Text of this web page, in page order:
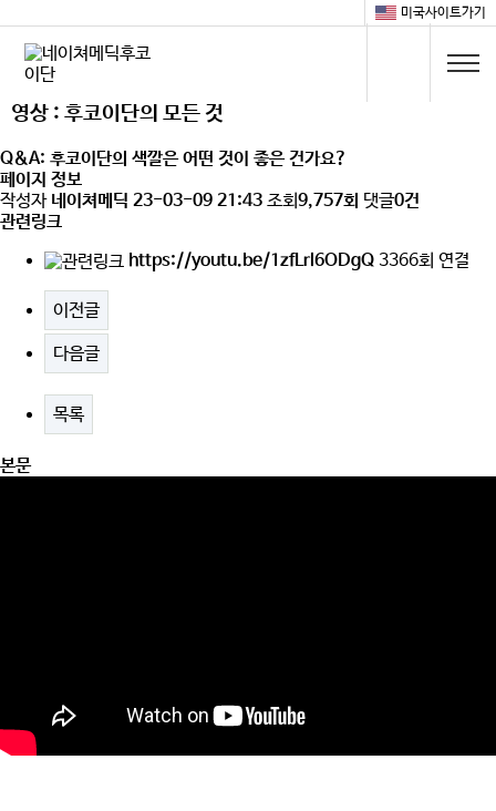
미국사이트가기
영상 : 후코이단의 모든 것
Q&A: 후코이단의 색깔은 어떤 것이 좋은 건가요?
페이지 정보
작성자 네이쳐메딕 23-03-09 21:43 조회9,757회 댓글0건
관련링크
https://youtu.be/1zfLrl6ODgQ 3366회 연결
이전글
다음글
목록
본문